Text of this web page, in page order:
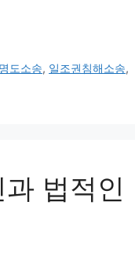
도소송, 일조권침해소송,
법적인